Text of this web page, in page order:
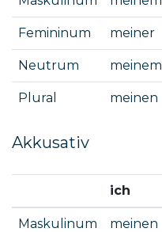
Femininum meiner
Neutrum meinem
Plural meinen
Akkusativ
ich
Maskulinum meinen